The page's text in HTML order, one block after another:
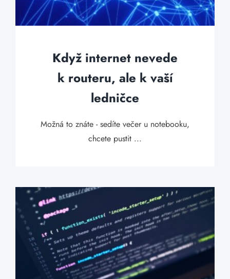
Když internet nevede
k routeru, ale k vaší
ledničce
Možná to znáte - sedíte večer u notebooku,
chcete pustit ...